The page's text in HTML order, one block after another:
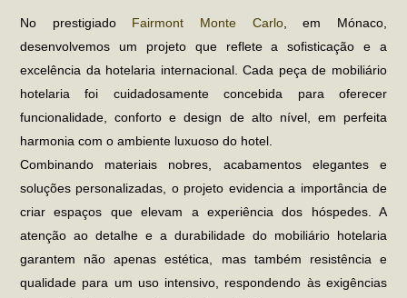
No prestigiado Fairmont Monte Carlo, em Mónaco,
desenvolvemos um projeto que reflete a sofisticação e a
excelência da hotelaria internacional. Cada peça de mobiliário
hotelaria foi cuidadosamente concebida para oferecer
funcionalidade, conforto e design de alto nível, em perfeita
harmonia com o ambiente luxuoso do hotel.
Combinando materiais nobres, acabamentos elegantes e
soluções personalizadas, o projeto evidencia a importância de
criar espaços que elevam a experiência dos hóspedes. A
atenção ao detalhe e a durabilidade do mobiliário hotelaria
garantem não apenas estética, mas também resistência e
qualidade para um uso intensivo, respondendo às exigências